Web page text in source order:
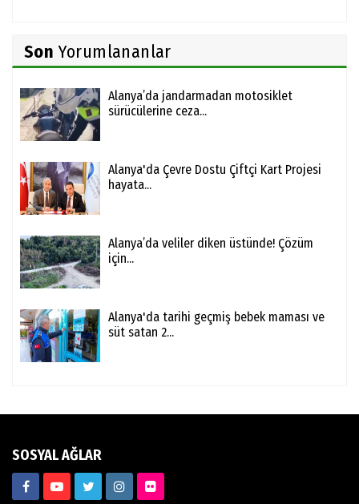
Son Yorumlananlar
Alanya’da jandarmadan motosiklet
sürücülerine ceza...
Alanya'da Çevre Dostu Çiftçi Kart Projesi
hayata...
Alanya’da veliler diken üstünde! Çözüm
için...
Alanya'da tarihi geçmiş bebek maması ve
süt satan 2...
SOSYAL AĞLAR